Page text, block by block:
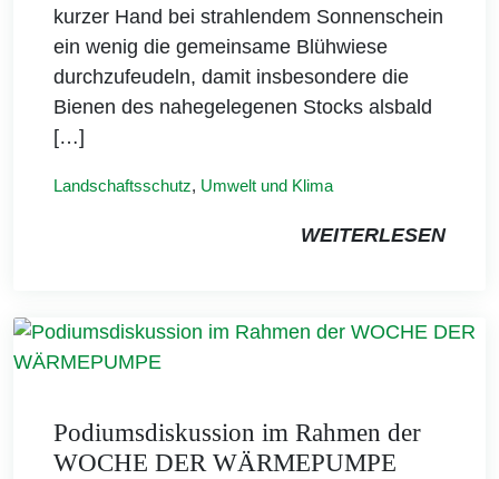
kurzer Hand bei strahlendem Sonnenschein
ein wenig die gemeinsame Blühwiese
durchzufeudeln, damit insbesondere die
Bienen des nahegelegenen Stocks alsbald
[…]
Landschaftsschutz, Umwelt und Klima
WEITERLESEN
Podiumsdiskussion im Rahmen der
WOCHE DER WÄRMEPUMPE